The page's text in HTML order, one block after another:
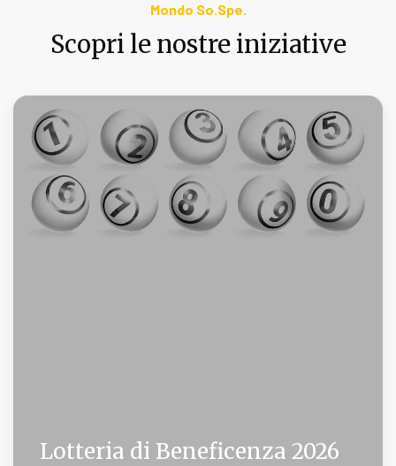
Mondo So.Spe.
Scopri le nostre iniziative
Lotteria di Beneficenza 2026